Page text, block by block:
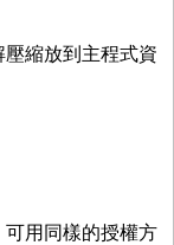
壓縮放到主程式資
用同樣的授權方